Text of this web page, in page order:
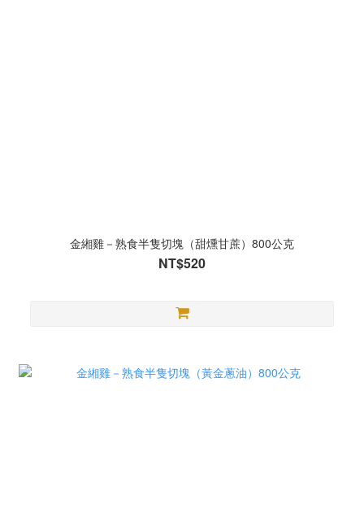
金緗雞－熟食半隻切塊（甜燻甘蔗）800公克
NT$520